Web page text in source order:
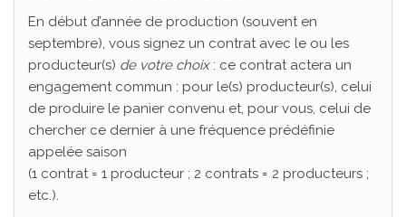
En début d’année de production (souvent en
septembre), vous signez un contrat avec le ou les
producteur(s) de votre choix: ce contrat actera un
engagement commun : pour le(s) producteur(s), celui
de produire le panier convenu et, pour vous, celui de
chercher ce dernier à une fréquence prédéfinie
appelée saison
(1 contrat = 1 producteur ; 2 contrats = 2 producteurs ;
etc.).